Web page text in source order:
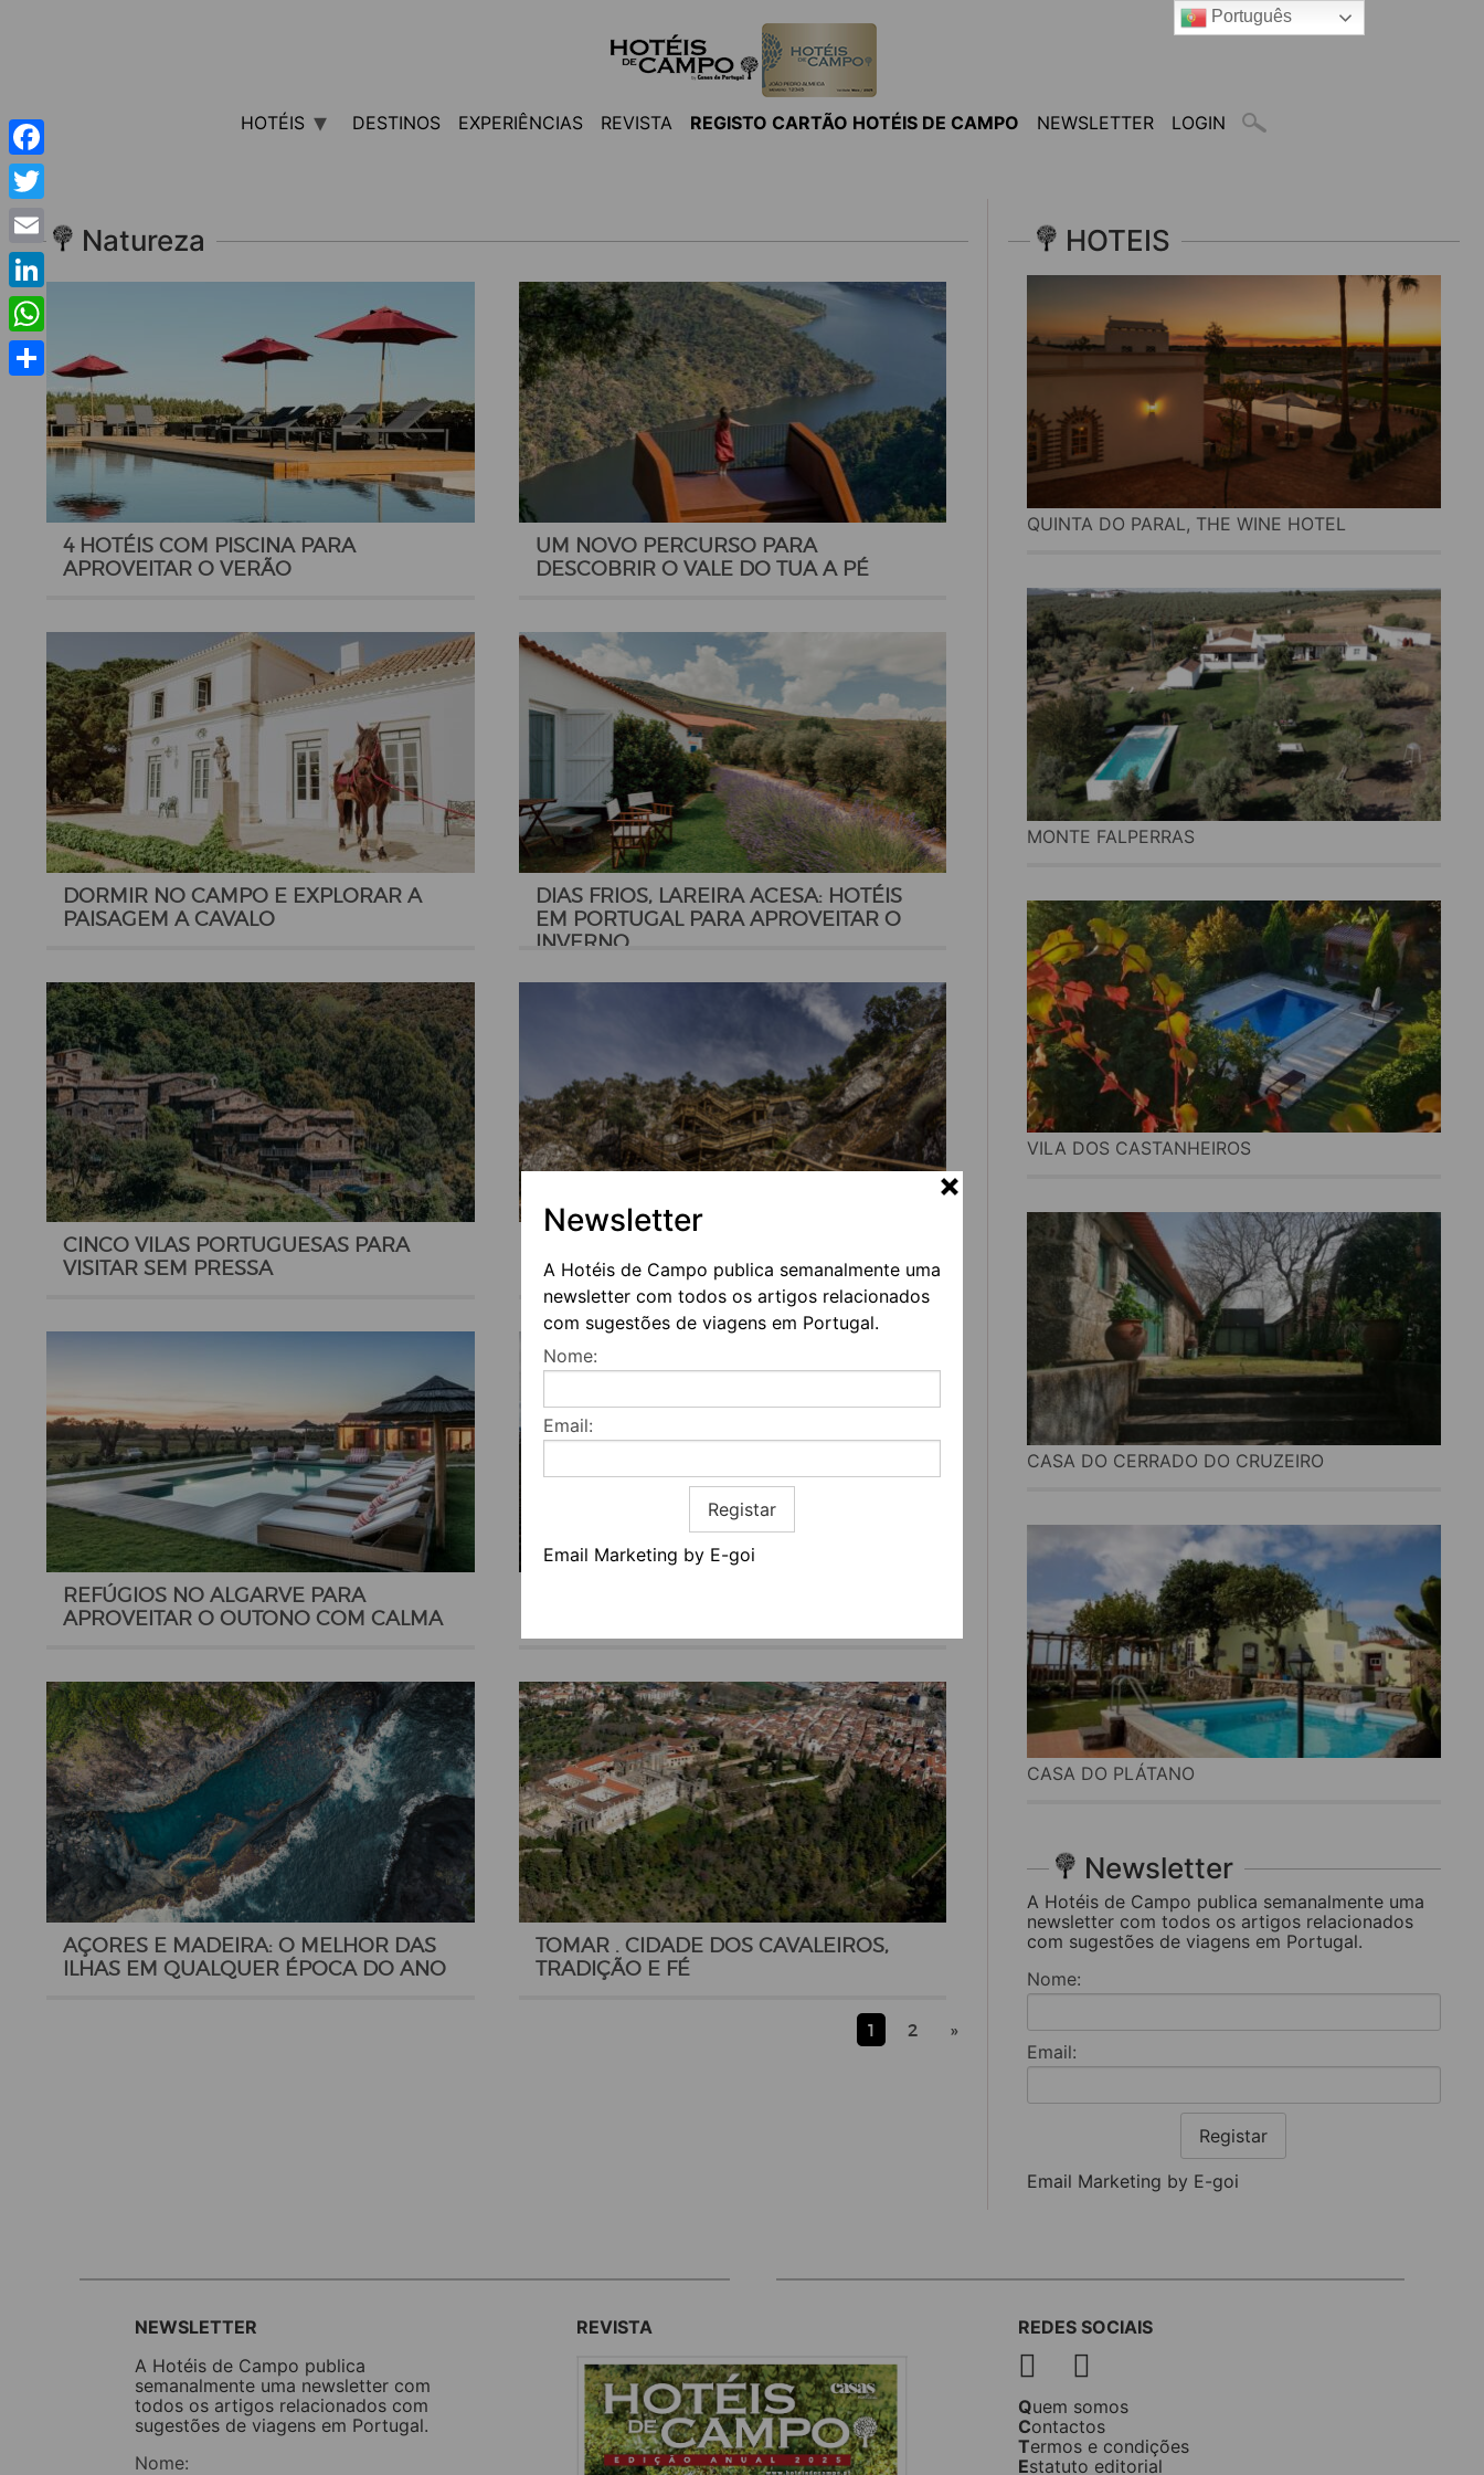
Newsletter
A Hotéis de Campo publica semanalmente uma
newsletter com todos os artigos relacionados
com sugestões de viagens em Portugal.
Nome:
Email:
Registar
Email Marketing by E-goi
HOTÉIS DESTINOS EXPERIÊNCIAS REVISTA REGISTO CARTÃO HOTÉIS DE CAMPO NEWSLETTER LOGIN
Natureza
4 HOTÉIS COM PISCINA PARA
APROVEITAR O VERÃO
UM NOVO PERCURSO PARA
DESCOBRIR O VALE DO TUA A PÉ
DORMIR NO CAMPO E EXPLORAR A
PAISAGEM A CAVALO
DIAS FRIOS, LAREIRA ACESA: HOTÉIS
EM PORTUGAL PARA APROVEITAR O
INVERNO
CINCO VILAS PORTUGUESAS PARA
VISITAR SEM PRESSA
PARA APROVEITAR OS DIAS DE SOL
REFÚGIOS NO ALGARVE PARA
APROVEITAR O OUTONO COM CALMA
AÇORES E MADEIRA: O MELHOR DAS
ILHAS EM QUALQUER ÉPOCA DO ANO
TOMAR . CIDADE DOS CAVALEIROS,
TRADIÇÃO E FÉ
1 2 »
HOTEIS
QUINTA DO PARAL, THE WINE HOTEL
MONTE FALPERRAS
VILA DOS CASTANHEIROS
CASA DO CERRADO DO CRUZEIRO
CASA DO PLÁTANO
Newsletter
A Hotéis de Campo publica semanalmente uma
newsletter com todos os artigos relacionados
com sugestões de viagens em Portugal.
Nome:
Email:
Registar
Email Marketing by E-goi
NEWSLETTER
A Hotéis de Campo publica
semanalmente uma newsletter com
todos os artigos relacionados com
sugestões de viagens em Portugal.
Nome:
REVISTA REDES SOCIAIS
Quem somos
Contactos
Termos e condições
Estatuto editorial
Facebook
Twitter
Email
LinkedIn
WhatsApp
Share
Português